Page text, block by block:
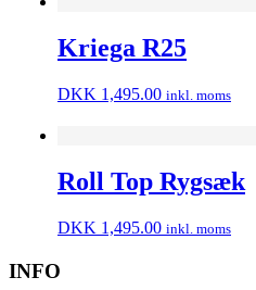
DKK
1,195.00
Kriega R25
DKK 1,495.00 inkl. moms
Roll Top Rygsæk
DKK 1,495.00 inkl. moms
INFO